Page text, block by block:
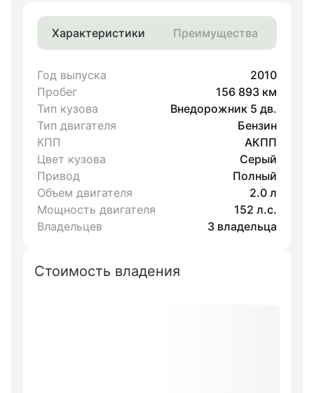
Характеристики Преимущества
Год выпуска
2010
Пробег
156 893 км
Тип кузова
Внедорожник 5 дв.
Тип двигателя
Бензин
КПП
АКПП
Цвет кузова
Серый
Привод
Полный
Объем двигателя
2.0 л
Мощность двигателя
152 л.с.
Владельцев
3 владельца
Стоимость владения